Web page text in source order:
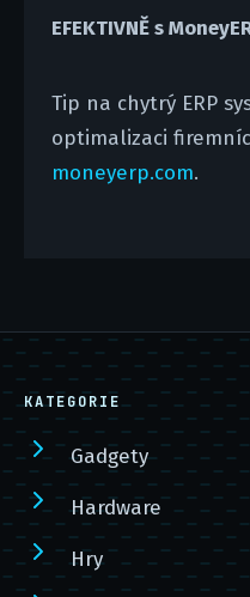
EFEKTIVNĚ s
Tip na chytrý ERP
optimalizaci
moneyerp.com.
KATEGORIE
Gadgety
Hardware
Hry